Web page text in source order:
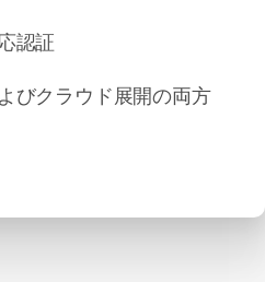
認証
びクラウド展開の両方